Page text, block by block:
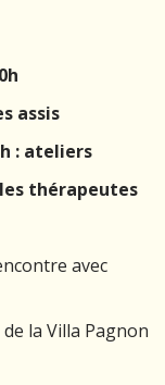
assis
: ateliers
thérapeutes
avec
la Villa Pagnon